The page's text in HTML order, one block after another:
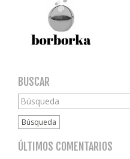
BUSCAR
Búsqueda
ÚLTIMOS COMENTARIOS